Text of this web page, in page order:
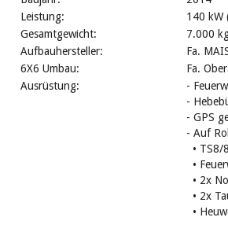
Leistung:
140 kW
Gesamtgewicht:
7.000
Aufbauhersteller:
Fa.
6X6 Umbau:
Fa.
Ausrüstung:
-
-
- GPS
- Auf
• TS8/
•
• 2x
• 2x
•